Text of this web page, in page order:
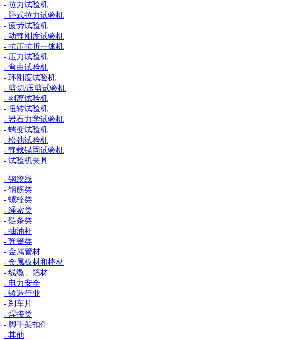
- 拉力试验机
- 卧式拉力试验机
- 疲劳试验机
- 动静刚度试验机
- 抗压抗折一体机
- 压力试验机
- 弯曲试验机
- 环刚度试验机
- 剪切/压剪试验机
- 剥离试验机
- 扭转试验机
- 岩石力学试验机
- 蠕变试验机
- 松弛试验机
- 静载锚固试验机
- 试验机夹具
- 钢绞线
- 钢筋类
- 螺栓类
- 绳索类
- 链条类
- 抽油杆
- 弹簧类
- 金属管材
- 金属板材和棒材
- 线缆、箔材
- 电力安全
- 铸造行业
- 刹车片
- 焊接类
- 脚手架扣件
- 其他